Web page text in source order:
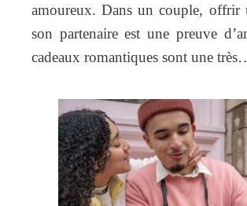
amoureux. Dans un couple, offrir
son partenaire est une preuve
cadeaux romantiques sont une